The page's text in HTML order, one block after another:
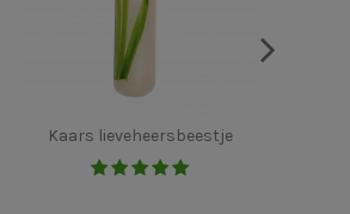
Kaars lieveheersbeestje